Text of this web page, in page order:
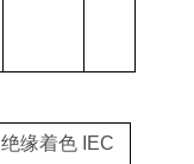
绝缘着色 IEC